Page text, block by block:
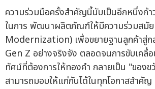
ความร่วมมือครั้งสำคัญนี้นับเป็นอีกหนึ่งก้า
ในการ พัฒนาผลิตภัณฑ์ให้มีความร่วมสมั
Modernization) เพื่อขยายฐานลูกค้าสู่ก
Gen Z อย่างจริงจัง ตลอดจนการขับเคลื่
ทัศน์ที่ต้องการให้ทองคำ กลายเป็น "ของ
สามารถมอบให้แก่กันได้ในทุกโอกาสสำคัญ